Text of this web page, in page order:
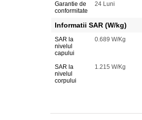
Garantie de
conformitate
24 Luni
Informatii SAR (W/kg)
SAR la
nivelul
capului
0.689 W/Kg
SAR la
nivelul
corpului
1.215 W/Kg